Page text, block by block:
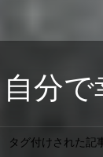
プ
自分
タグ付けされた記